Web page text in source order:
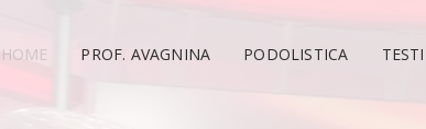
HOME PROF. AVAGNINA PODOLISTICA